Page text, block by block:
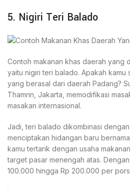
5. Nigiri Teri Balado
Contoh makanan khas daerah yang
yaitu nigiri teri balado. Apakah kamu
yang berasal dari daerah Padang?
Thamrin, Jakarta, memodifikasi
masakan internasional.
Jadi, teri balado dikombinasi dengan
menciptakan hidangan baru
kamu tertarik dengan usaha
target pasar menengah atas.
100.000 hingga Rp 200.000 per